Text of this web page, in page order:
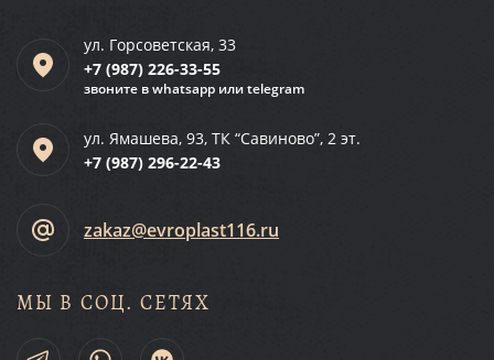
ул. Горсоветская, 33
+7 (987) 226-33-55
звоните в whatsapp или telegram
ул. Ямашева, 93, ТК “Савиново”, 2 эт.
+7 (987) 296-22-43
zakaz@evroplast116.ru
МЫ В СОЦ. СЕТЯХ